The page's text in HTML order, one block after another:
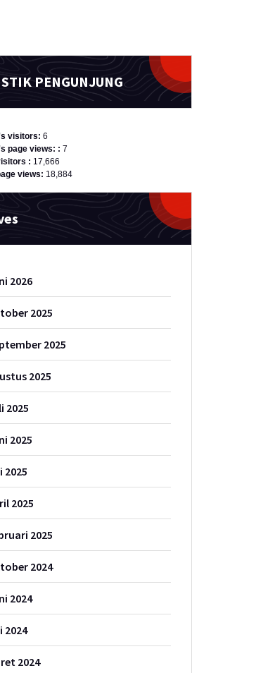
PENGUNJUNG
visitors: 6
page views: : 7
: 17,666
views: 18,884
2026
2025
2025
2025
2025
2025
2025
2025
2025
2024
2024
2024
2024